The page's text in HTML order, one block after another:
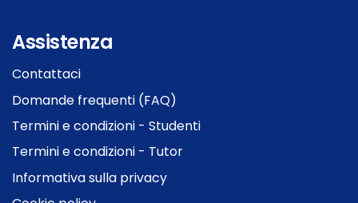
Assistenza
Contattaci
Domande frequenti (FAQ)
Termini e condizioni - Studenti
Termini e condizioni - Tutor
Informativa sulla privacy